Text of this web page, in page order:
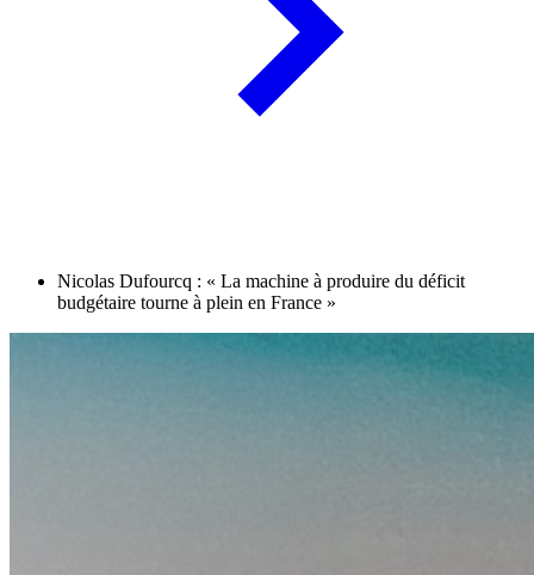
Nicolas Dufourcq : « La machine à produire du déficit
budgétaire tourne à plein en France »